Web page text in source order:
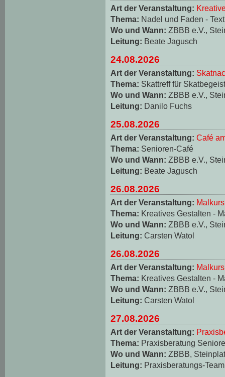
Art der Veranstaltung:
Thema: Nadel und Faden -
Wo und Wann: ZBBB e.V.,
Leitung: Beate Jagusch
24.08.2026
Art der Veranstaltung:
Thema: Skattreff für
Wo und Wann: ZBBB e.V.,
Leitung: Danilo Fuchs
25.08.2026
Art der Veranstaltung: Café
Thema: Senioren-Café
Wo und Wann: ZBBB e.V.,
Leitung: Beate Jagusch
26.08.2026
Art der Veranstaltung: Malkurs
Thema: Kreatives Gestalten -
Wo und Wann: ZBBB e.V.,
Leitung: Carsten Watol
26.08.2026
Art der Veranstaltung: Malkurs
Thema: Kreatives Gestalten -
Wo und Wann: ZBBB e.V.,
Leitung: Carsten Watol
27.08.2026
Art der Veranstaltung:
Thema: Praxisberatung
Wo und Wann: ZBBB,
Leitung: Praxisberatungs-Team